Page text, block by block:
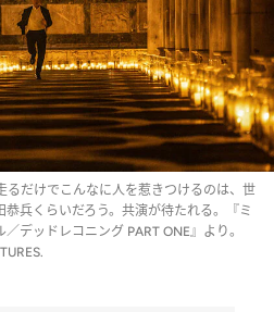
るだけでこんなに人を惹きつけるのは、世
兵くらいだろう。共演が待たれる。『ミ
デッドレコニング PART ONE』より。